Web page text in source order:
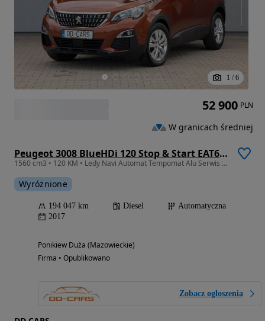
1 / 6
Peugeot 3008 BlueHDi 120 Stop & Start EAT6 Allure
1560 cm3 • 120 KM • Ledy Navi Automat Tempomat Alu Serwis Gwarancja
Wyróżnione
194 047 km Diesel
Automatyczna
2017
Ponikiew Duża (Mazowieckie)
Firma • Opublikowano
Zobacz ogłoszenia
52 900 PLN
W granicach średniej